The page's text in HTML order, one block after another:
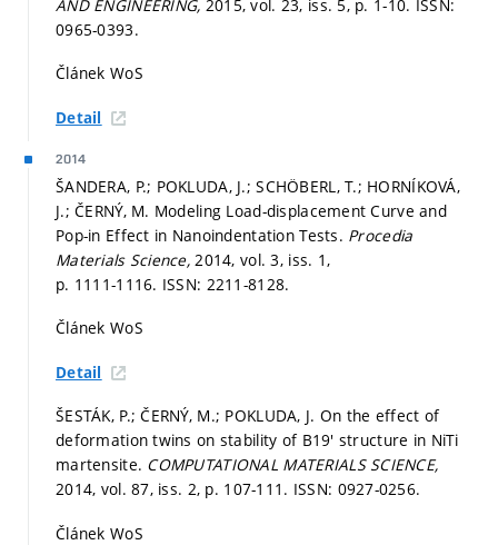
AND ENGINEERING, 2015, vol. 23, iss. 5, p. 1-10. ISSN:
0965-0393.
Článek WoS
Detail
2014
ŠANDERA, P.; POKLUDA, J.; SCHÖBERL, T.; HORNÍKOVÁ,
J.; ČERNÝ, M. Modeling Load-displacement Curve and
Pop-in Effect in Nanoindentation Tests. Procedia
Materials Science, 2014, vol. 3, iss. 1,
p. 1111-1116. ISSN: 2211-8128.
Článek WoS
Detail
ŠESTÁK, P.; ČERNÝ, M.; POKLUDA, J. On the effect of
deformation twins on stability of B19' structure in NiTi
martensite. COMPUTATIONAL MATERIALS SCIENCE,
2014, vol. 87, iss. 2, p. 107-111. ISSN: 0927-0256.
Článek WoS